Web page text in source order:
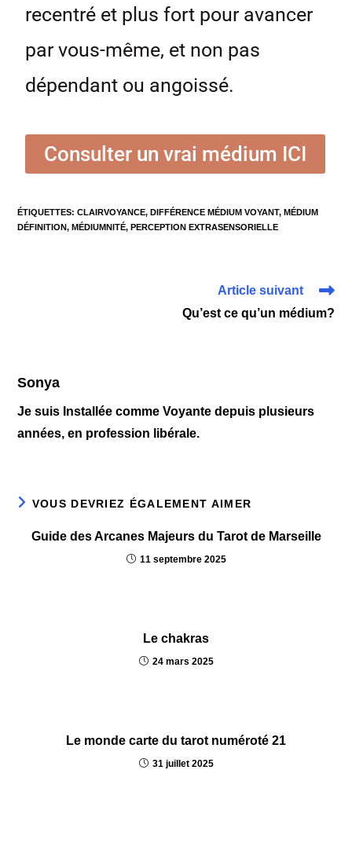
recentré et plus fort pour avancer
par vous-même, et non pas
dépendant ou angoissé.
Consulter un vrai médium ICI
ÉTIQUETTES:CLAIRVOYANCE, DIFFÉRENCE MÉDIUM VOYANT, MÉDIUM
DÉFINITION, MÉDIUMNITÉ, PERCEPTION EXTRASENSORIELLE
Article suivant
Qu’est ce qu’un médium?
Sonya
Je suis Installée comme Voyante depuis plusieurs
années, en profession libérale.
VOUS DEVRIEZ ÉGALEMENT AIMER
Guide des Arcanes Majeurs du Tarot de Marseille
11 septembre 2025
Le chakras
24 mars 2025
Le monde carte du tarot numéroté 21
31 juillet 2025